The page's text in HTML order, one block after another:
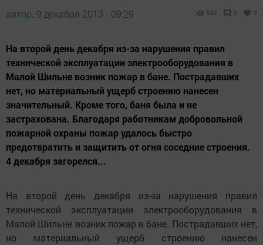
автор, 9 декабря 2013 - 09:29 595 0 0
На второй день декабря из-за нарушения правил
технической эксплуатации электрооборудования в
Малой Шильне возник пожар в бане. Пострадавших
нет, но материальный ущерб строению нанесен
значительный. Кроме того, баня была и не
застрахована. Благодаря работникам добровольной
пожарной охраны пожар удалось быстро
предотвратить и защитить от огня соседние строения.
4 декабря загорелся...
На второй день декабря из-за нарушения правил
технической эксплуатации электрооборудования в
Малой Шильне возник пожар в бане. Пострадавших нет,
но материальный ущерб строению нанесен